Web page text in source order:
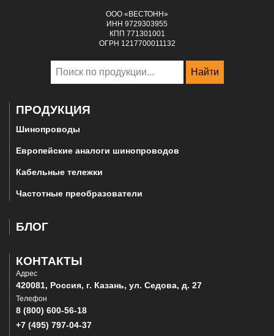
ООО «ВЕСТОНН»
ИНН 9729303955
КПП 771301001
ОГРН 1217700011132
Найти
ПРОДУКЦИЯ
Шинопроводы
Европейские аналоги шинопроводов
Кабельные тележки
Частотные преобразователи
БЛОГ
КОНТАКТЫ
Адрес
420081, Россия, г. Казань, ул. Седова, д. 27
Телефон
8 (800) 600-56-18
+7 (495) 797-04-37